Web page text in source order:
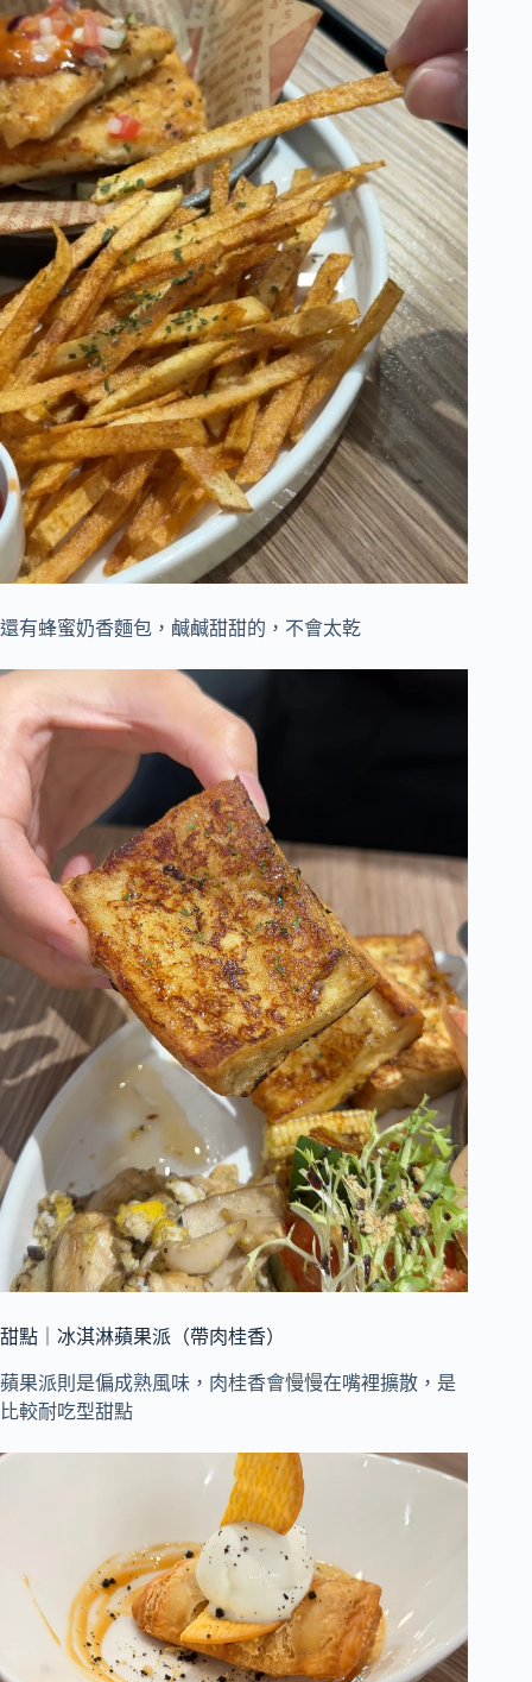
還有蜂蜜奶香麵包，鹹鹹甜甜的，不會太乾
甜點｜冰淇淋蘋果派（帶肉桂香）
蘋果派則是偏成熟風味，肉桂香會慢慢在嘴裡擴散，是
比較耐吃型甜點